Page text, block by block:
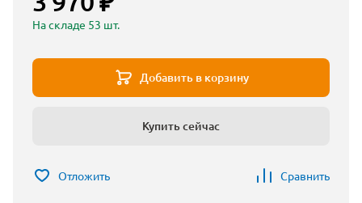
На складе 53 шт.
Добавить в корзину
Купить сейчас
Отложить Сравнить